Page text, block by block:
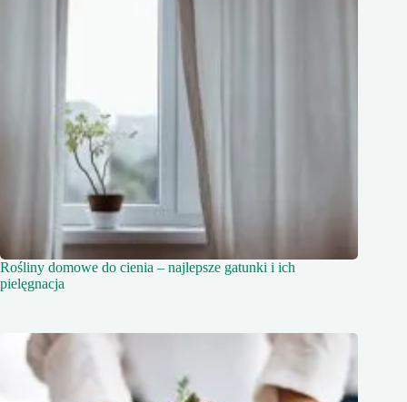
Rośliny domowe do cienia – najlepsze gatunki i ich
pielęgnacja